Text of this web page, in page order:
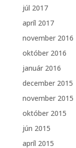
júl 2017
apríl 2017
november 2016
október 2016
január 2016
december 2015
november 2015
október 2015
jún 2015
apríl 2015